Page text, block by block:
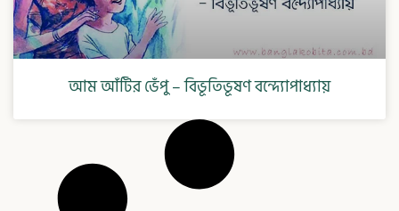
আম আঁটির ভেঁপু – বিভূতিভূষণ বন্দ্যোপাধ্যায়